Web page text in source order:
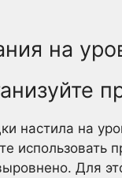
на
настила на
Для